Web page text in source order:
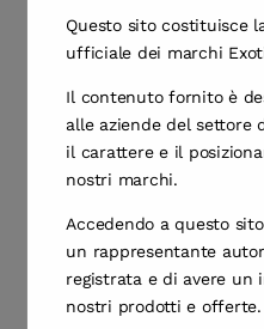
Bomboletta di Panna
2000 grammi
Questo sito costituisce
ufficiale dei marchi
Il contenuto fornito è
alle aziende del settore
il carattere e il
nostri marchi.
Accedendo a questo
un rappresentante
registrata e di avere un
nostri prodotti e offerte.